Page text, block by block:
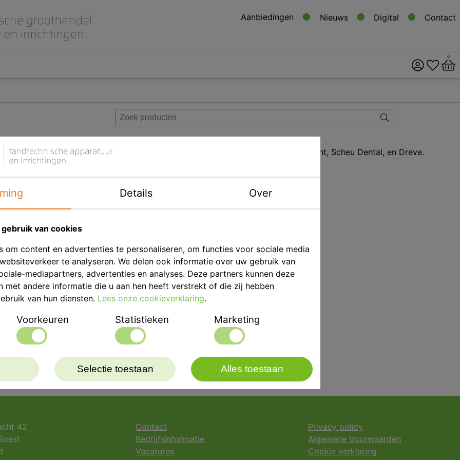
Aanbiedingen Nieuws Digital Contact
Gips en inbedmassa
Implantologie
Meubilair en inrichting
Modelleren en was
0
en folies en andere benodigdheden, van toonaangevende merken zoals Erkodent, Scheu Dental, en Dreve.
42
Contact
Bedrijfsinformatie
Vacatures
Privacy policy
Algemene Voorwaarden
Cookie verklaring
Details Over
van cookies
om content en advertenties te personaliseren, om functies voor sociale media
te analyseren. We delen ook informatie over uw gebruik van
mediapartners, advertenties en analyses. Deze partners kunnen deze
met andere informatie die u aan hen heeft verstrekt of die zij hebben
van hun diensten. Lees onze cookieverklaring.
Voorkeuren Statistieken Marketing
Selectie toestaan Alles toestaan